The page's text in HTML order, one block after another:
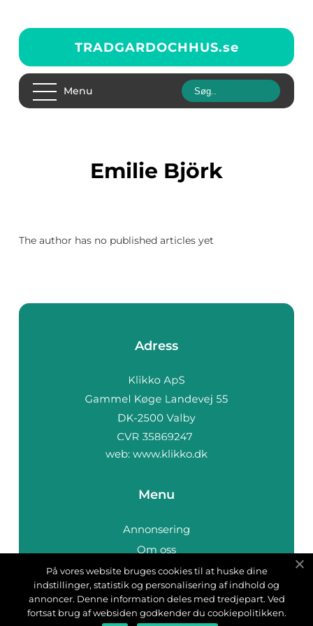
TRADGARDOCHHUS.se
Menu
Emilie Björk
The author has no published articles yet
Adress
web: www.klikko.dk
Menu
Annonsering
Om oss
Cookies
Kontakta oss
Sitemap
På vores website bruges cookies til at huske dine
indstillinger, statistik og personalisering af indhold og
annoncer. Denne information deles med tredjepart. Ved
fortsat brug af websiden godkender du cookiepolitikken.